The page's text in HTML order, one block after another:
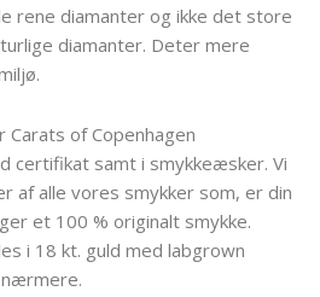
rene diamanter og ikke det store
diamanter. Deter mere
Carats of Copenhagen
certifikat samt i smykkeæsker. Vi
af alle vores smykker som, er din
et 100 % originalt smykke.
i 18 kt. guld med labgrown